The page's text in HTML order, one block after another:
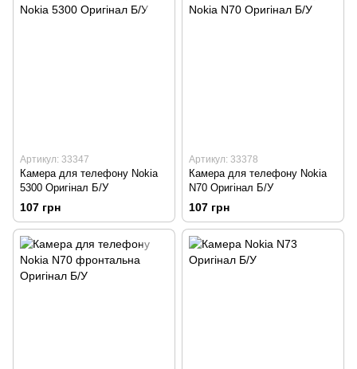
Артикул: 33347
Камера для телефону Nokia
5300 Оригінал Б/У
107 грн
Артикул: 33378
Камера для телефону Nokia
N70 Оригінал Б/У
107 грн